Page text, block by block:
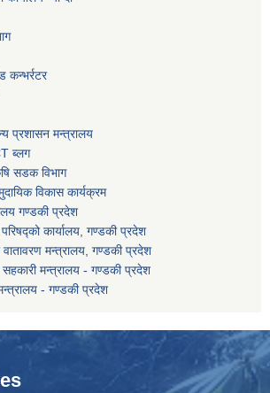
कन्भर्रटर
प्रशासन मन्त्रालय
ब्लग
सडक विभाग
विकास कार्यक्रम
गण्डकी प्रदेश
कार्यालय, गण्डकी प्रदेश
वातावरण मन्त्रालय, गण्डकी प्रदेश
मन्त्रालय - गण्डकी प्रदेश
मन्त्रालय - गण्डकी प्रदेश